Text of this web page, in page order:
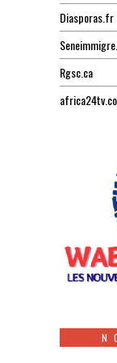
Diasporas.fr
Rgsc.ca